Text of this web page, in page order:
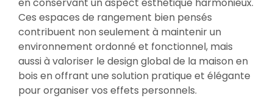
Ces espaces de rangement bien pensés
contribuent non seulement à maintenir un
environnement ordonné et fonctionnel, mais
aussi à valoriser le design global de la maison en
bois en offrant une solution pratique et élégante
pour organiser vos effets personnels.